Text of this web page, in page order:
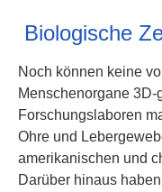
Biologische
Noch können keine
Menschenorgane
Forschungslaboren
Ohre und
amerikanischen und
Darüber hinaus